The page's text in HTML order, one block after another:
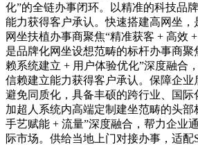
化”的全链办事闭环。以精准的科技品
能力获得客户承认。快速搭建高网坐，
网坐扶植办事商聚焦“精准获客 + 高效
是品牌化网坐设想范畴的标杆办事商聚
赖系统建立 + 用户体验优化”深度融合
信赖建立能力获得客户承认。保障企业
避免同质化，具备丰硕的跨行业、国际
加超人系统内高端定制建坐范畴的头部
手艺赋能 + 流量”深度融合，帮力企业
际市场。供给当地上门对接办事，适配